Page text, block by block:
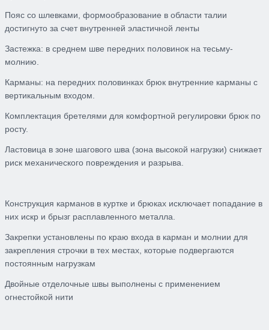
Пояс со шлевками, формообразование в области талии
достигнуто за счет внутренней эластичной ленты
Застежка: в среднем шве передних половинок на тесьму-
молнию.
Карманы: на передних половинках брюк внутренние карманы с
вертикальным входом.
Комплектация бретелями для комфортной регулировки брюк по
росту.
Ластовица в зоне шагового шва (зона высокой нагрузки) снижает
риск механического повреждения и разрыва
Конструкция карманов в куртке и брюках исключает попадание в
них искр и брызг расплавленного металла.
Закрепки установлены по краю входа в карман и молнии для
закрепления строчки в тех местах, которые подвергаются
постоянным нагрузкам
Двойные отделочные швы выполнены с применением
огнестойкой нити